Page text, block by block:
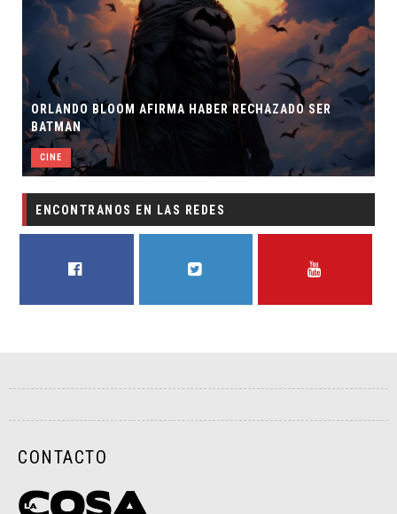
ORLANDO BLOOM AFIRMA HABER RECHAZADO SER
BATMAN
CINE
ENCONTRANOS EN LAS REDES
CONTACTO